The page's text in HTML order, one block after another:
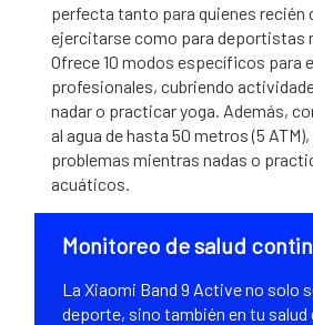
perfecta tanto para quienes recién
ejercitarse como para deportistas
Ofrece 10 modos específicos para
profesionales, cubriendo
nadar o practicar yoga. Además,
al agua de hasta 50 metros (5
problemas mientras nadas o
acuáticos.
Monitoreo de salud
La Xiaomi Band 9 Active no solo
deporte, sino también en tu salud